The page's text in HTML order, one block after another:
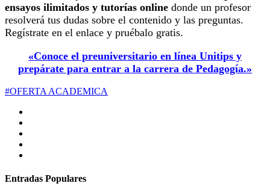
ensayos ilimitados y tutorías online donde un profesor
resolverá tus dudas sobre el contenido y las preguntas.
Regístrate en el enlace y pruébalo gratis.
«Conoce el preuniversitario en línea Unitips y
prepárate para entrar a la carrera de Pedagogía.»
#OFERTA ACADEMICA
Entradas Populares